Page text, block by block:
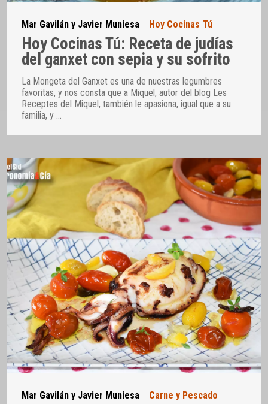
Mar Gavilán y Javier Muniesa Hoy Cocinas Tú
Hoy Cocinas Tú: Receta de judías
del ganxet con sepia y su sofrito
La Mongeta del Ganxet es una de nuestras legumbres
favoritas, y nos consta que a Miquel, autor del blog Les
Receptes del Miquel, también le apasiona, igual que a su
familia, y …
Mar Gavilán y Javier Muniesa Carne y Pescado